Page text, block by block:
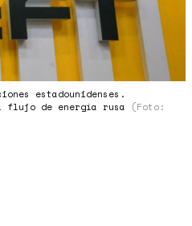
estadounidenses.
flujo de energía rusa
(Foto: